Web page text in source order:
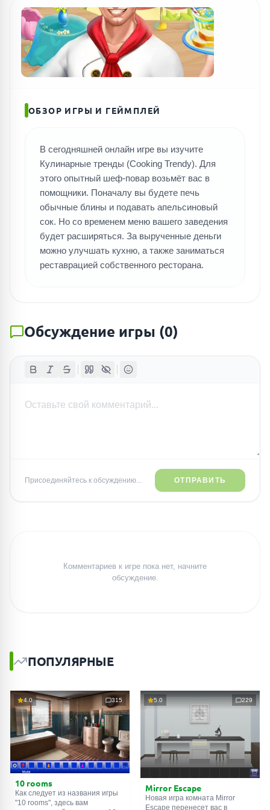
ОБЗОР ИГРЫ И ГЕЙМПЛЕЙ
В сегодняшней онлайн игре вы изучите
Кулинарные тренды (Cooking Trendy). Для
этого опытный шеф-повар возьмёт вас в
помощники. Поначалу вы будете печь
обычные блины и подавать апельсиновый
сок. Но со временем меню вашего заведения
будет расширяться. За вырученные деньги
можно улучшать кухню, а также заниматься
реставрацией собственного ресторана.
Обсуждение игры (0)
Присоединяйтесь к обсуждению... ОТПРАВИТЬ
Комментариев к игре пока нет, начните
обсуждение.
ПОПУЛЯРНЫЕ
4.0 315
10 rooms
Как следует из названия игры
"10 rooms", здесь вам
5.0 229
Mirror Escape
Новая игра комната Mirror
Escape перенесет вас в